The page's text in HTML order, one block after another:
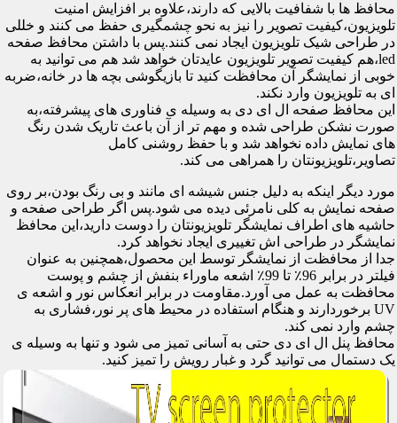
محافظ ها با شفافیت بالایی که دارند،علاوه بر افزایش امنیت
تلویزیون،کیفیت تصویر را نیز به نحو چشمگیری حفظ می کنند و خللی
در طراحی شیک تلویزیون ایجاد نمی کنند.پس با داشتن محافظ صفحه
led،هم کیفیت تصویر تلویزیون عایدتان خواهد شد هم می توانید به
خوبی از نمایشگر آن محافظت کنید تا بازیگوشی بچه ها در خانه،ضربه
ای به تلویزیون وارد نکند.
این محافظ صفحه ال ای دی به وسیله ی فناوری های پیشرفته،به
صورت نشکن طراحی شده و مهم تر از آن باعث تاریک شدن رنگ
های نمایش داده نخواهد شد و با حفظ روشنی کامل
تصاویر،تلویزیونتان را همراهی می کند.
مورد دیگر اینکه به دلیل جنس شیشه ای مانند و بی رنگ بودن،بر روی
صفحه نمایش به کلی نامرئی دیده می شود.پس اگر طراحی صفحه و
حاشیه های اطراف نمایشگر تلویزیونتان را دوست دارید،این محافظ
نمایشگر در طراحی اش تغییری ایجاد نخواهد کرد.
جدا از محافظت از نمایشگر توسط این محصول،همچنین به عنوان
فیلتر در برابر 96٪ تا 99٪ اشعه ماوراء بنفش از چشم و پوست
محافظت به عمل می آورد.مقاومت در برابر انعکاس نور و اشعه ی
UV برخوردارند و هنگام استفاده در محیط های پر نور،فشاری به
چشم وارد نمی کند.
محافظ پنل ال ای دی حتی به آسانی تمیز می شود و تنها به وسیله ی
یک دستمال می توانید گرد و غبار رویش را تمیز کنید.